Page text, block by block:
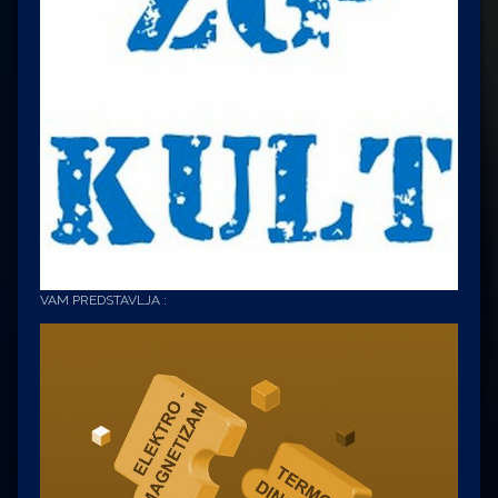
VAM PREDSTAVLJA :